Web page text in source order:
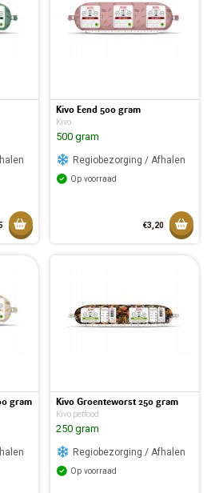
Toevoegen aan mandje
Kivo Eend 500 gram
Kivo
500 gram
Regiobezorging / Afhalen
Op voorraad
€3,20
gram Kivo Groenteworst 250 gram
Kivo petfood
250 gram
Regiobezorging / Afhalen
Op voorraad